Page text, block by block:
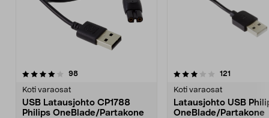
98arvostelut
Koti varaosat
USB Latausjohto CP1788
Philips OneBlade/Partakone
3.5viidestä
121
Koti varaosat
Latausjohto USB
OneBlade/Partakone